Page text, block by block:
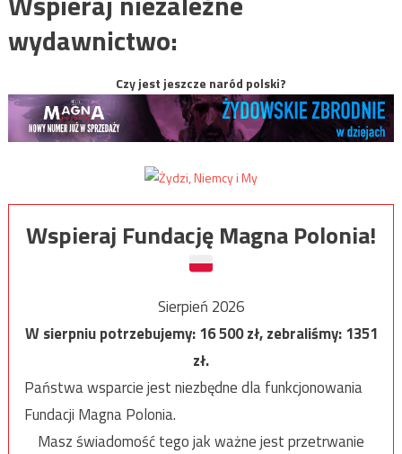
wydawnictwo:
Czy jest jeszcze naród polski?
Wspieraj Fundację Magna Polonia!
Sierpień 2026
W sierpniu potrzebujemy:16 500zł, zebraliśmy:1351
zł.
Państwa wsparcie jest niezbędne dla funkcjonowania
Fundacji Magna Polonia.
Masz świadomość tego jak ważne jest przetrwanie